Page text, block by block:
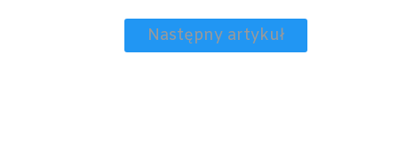
Następny artykuł